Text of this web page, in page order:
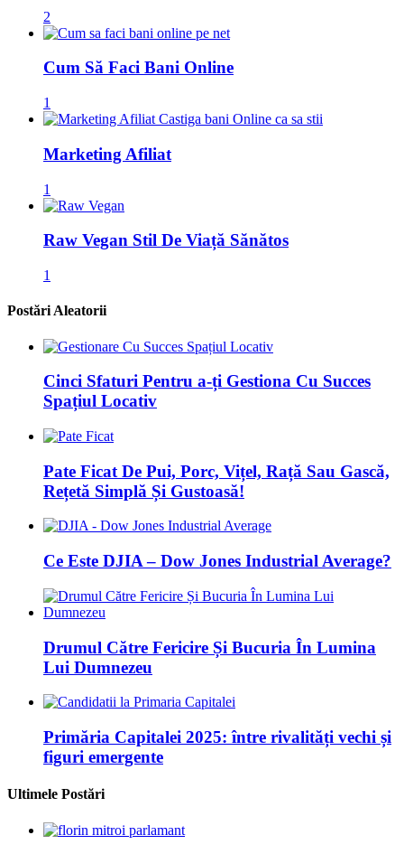
2
Cum Să Faci Bani Online
1
Marketing Afiliat
1
Raw Vegan Stil De Viață Sănătos
1
Postări Aleatorii
Cinci Sfaturi Pentru a-ți Gestiona Cu Succes
Spațiul Locativ
Pate Ficat De Pui, Porc, Vițel, Rață Sau Gască,
Rețetă Simplă Și Gustoasă!
Ce Este DJIA – Dow Jones Industrial Average?
Drumul Către Fericire Și Bucuria În Lumina
Lui Dumnezeu
Primăria Capitalei 2025: între rivalități vechi și
figuri emergente
Ultimele Postări